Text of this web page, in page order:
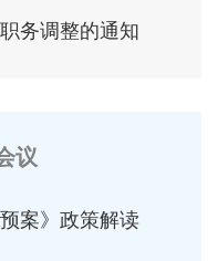
务调整的通知
议
案》政策解读